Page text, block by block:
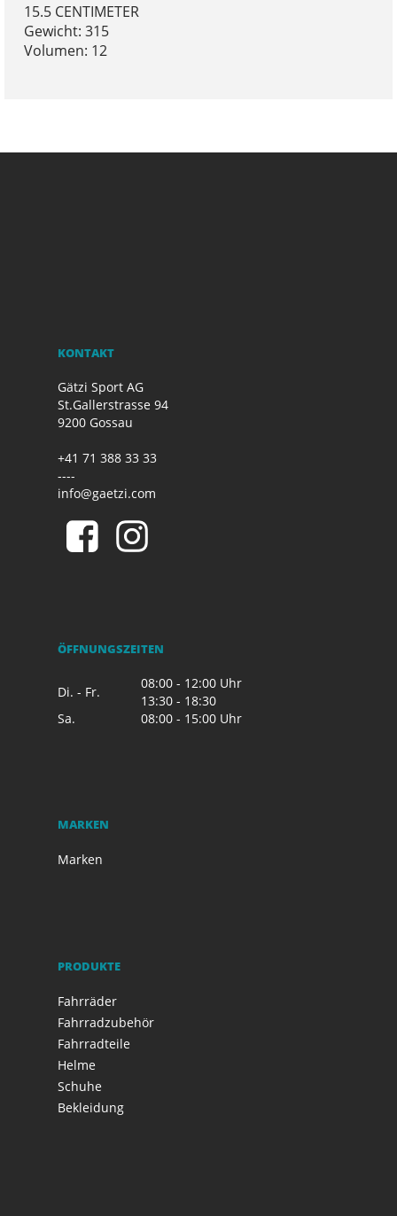
15.5 CENTIMETER
Gewicht: 315
Volumen: 12
KONTAKT
Gätzi Sport AG
St.Gallerstrasse 94
9200 Gossau
+41 71 388 33 33
----
info@gaetzi.com
ÖFFNUNGSZEITEN
Di. - Fr.
08:00 - 12:00 Uhr
13:30 - 18:30
Sa.
08:00 - 15:00 Uhr
MARKEN
Marken
PRODUKTE
Fahrräder
Fahrradzubehör
Fahrradteile
Helme
Schuhe
Bekleidung